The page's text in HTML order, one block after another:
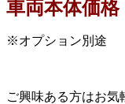
車両本体価格
※オプション別途
ご興味ある方はお気